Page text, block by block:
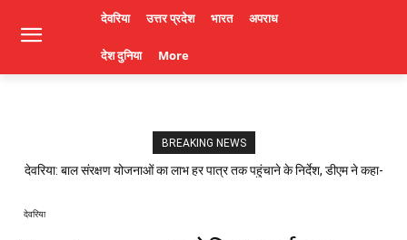
देवरिया उत्तर प्रदेश भारत अपराध
देश दुनिया More
BREAKING NEWS
देवरिया: बाल संरक्षण योजनाओं का लाभ हर पात्र तक पहुंचाने के निर्देश, डीएम ने कहा-
देवरिया